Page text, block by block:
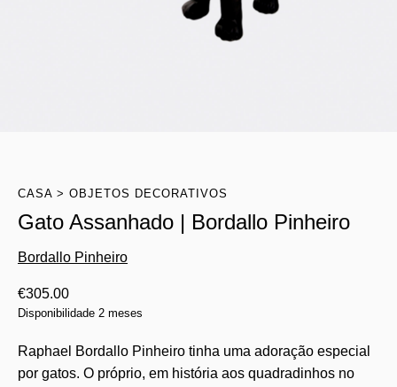
CASA OBJETOS DECORATIVOS
Gato Assanhado | Bordallo Pinheiro
Bordallo Pinheiro
€305.00
Disponibilidade 2 meses
Raphael Bordallo Pinheiro tinha uma adoração especial
por gatos. O próprio, em história aos quadradinhos no